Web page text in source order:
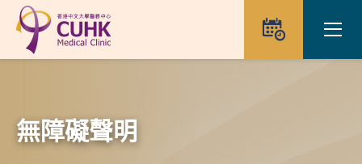
Skip to main content
預約
無障礙聲明